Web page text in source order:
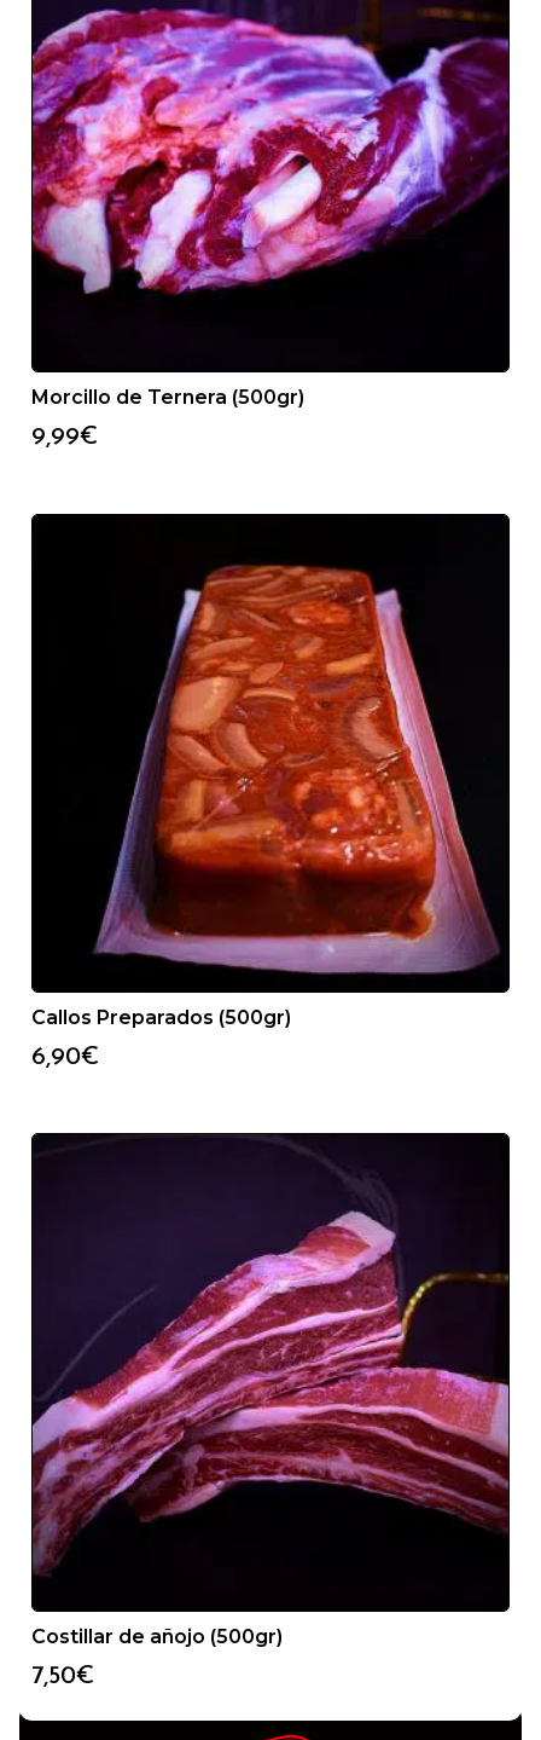
Morcillo de Ternera (500gr)
9,99€
Callos Preparados (500gr)
6,90€
Costillar de añojo (500gr)
7,50€
SERVICIO 24/48H
Recibirá su producto en menos de 48h desde que
recibimos el pedido
TRANSPORTE REFRIGERADO
Le llegarán todos nuestros productos como si los